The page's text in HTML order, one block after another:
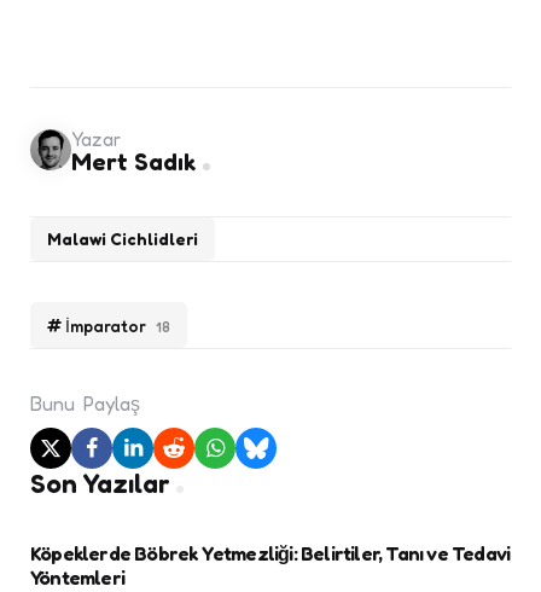
İmparator 18
Malawi Cichlidleri
Yazar
Mert Sadık
Bunu Paylaş
Son Yazılar
Köpeklerde Böbrek Yetmezliği: Belirtiler, Tanı ve Tedavi
Yöntemleri